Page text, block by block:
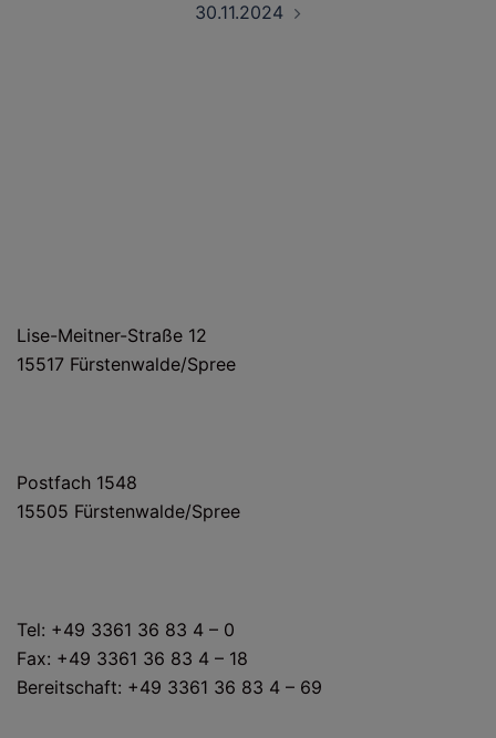
30.11.2024
Lise-Meitner-Straße 12
15517 Fürstenwalde/Spree
Postfach 1548
15505 Fürstenwalde/Spree
Tel: +49 3361 36 83 4 – 0
Fax: +49 3361 36 83 4 – 18
Bereitschaft: +49 3361 36 83 4 – 69